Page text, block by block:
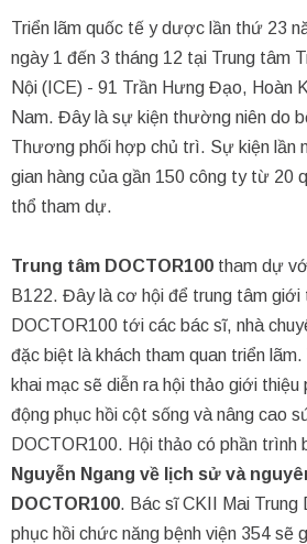
Triển lãm quốc tế y dược lần thứ 23
ngày 1 đến 3 tháng 12 tại Trung tâm
Nội (ICE) - 91 Trần Hưng Đạo, Hoàn
Nam. Đây là sự kiện thường niên do
Thương phối hợp chủ trì. Sự kiện lần
gian hàng của gần 150 công ty từ 20
thổ tham dự.
Trung tâm DOCTOR100 tham dự
B122. Đây là cơ hội để trung tâm giới
DOCTOR100 tới các bác sĩ, nhà
đặc biệt là khách tham quan triển
khai mạc sẽ diễn ra hội thảo giới
động phục hồi cột sống và nâng cao
DOCTOR100. Hội thảo có phần trình
Nguyễn Ngang về lịch sử và
DOCTOR100. Bác sĩ CKII Mai Trung
phục hồi chức năng bệnh viện 354 sẽ